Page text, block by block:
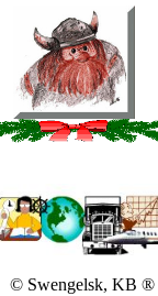
© Swengelsk, KB ®